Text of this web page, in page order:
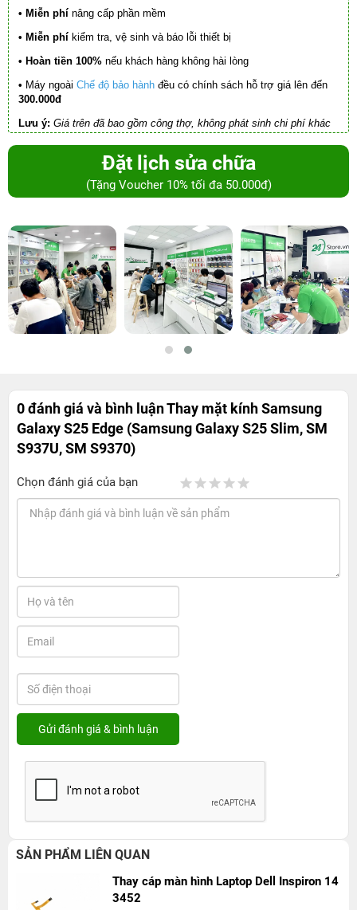
• Miễn phí nâng cấp phần mềm
• Miễn phí kiểm tra, vệ sinh và báo lỗi thiết bị
• Hoàn tiền 100% nếu khách hàng không hài lòng
• Máy ngoài Chế độ bảo hành đều có chính sách hỗ trợ giá lên đến
300.000đ
Lưu ý: Giá trên đã bao gồm công thợ, không phát sinh chi phí khác
Đặt lịch sửa chữa
(Tặng Voucher 10% tối đa 50.000đ)
0 đánh giá và bình luậnThay mặt kính Samsung
Galaxy S25 Edge (Samsung Galaxy S25 Slim, SM
S937U, SM S9370)
Chọn đánh giá của bạn
SẢN PHẨM LIÊN QUAN
Thay cáp màn hình Laptop Dell Inspiron 14
3452